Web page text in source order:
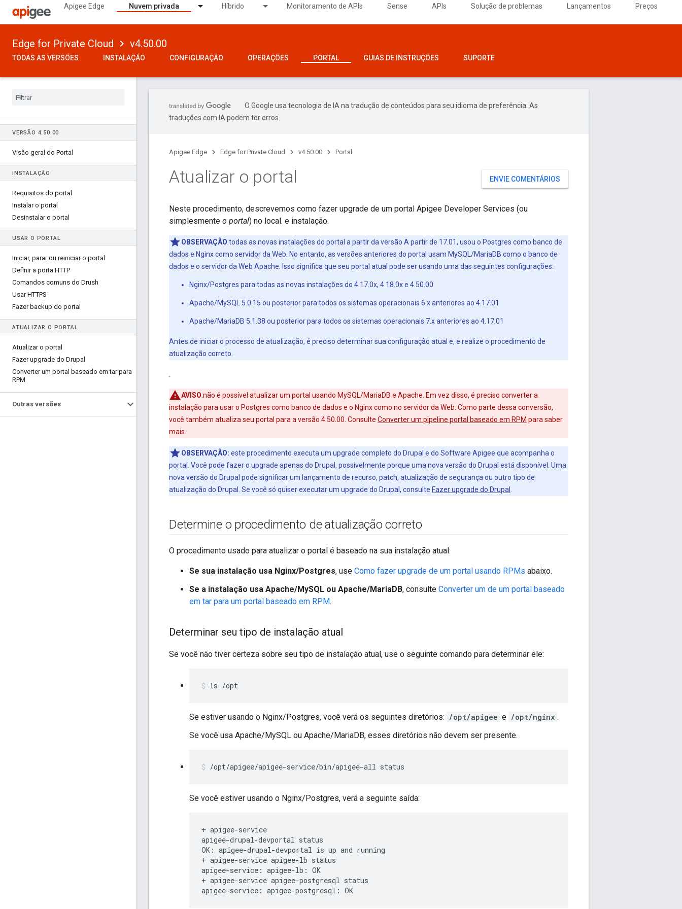
Apigee Edge Nuvem privada Híbrido Monitoramento de APIs Sense APIs Solução de problemas Lançamentos Preços
Edge for Private Cloud v4.50.00
TODAS AS VERSÕES INSTALAÇÃO CONFIGURAÇÃO OPERAÇÕES PORTAL GUIAS DE INSTRUÇÕES SUPORTE
VERSÃO 4.50.00
Visão geral do Portal
INSTALAÇÃO
Requisitos do portal
Instalar o portal
Desinstalar o portal
USAR O PORTAL
Iniciar, parar ou reiniciar o portal
Definir a porta HTTP
Comandos comuns do Drush
Usar HTTPS
Fazer backup do portal
ATUALIZAR O PORTAL
Atualizar o portal
Fazer upgrade do Drupal
Converter um portal baseado em tar para
RPM
Outras versões
O Google usa tecnologia de IA na tradução de conteúdos para seu idioma de preferência. As
traduções com IA podem ter erros.
Apigee Edge Edge for Private Cloud v4.50.00 Portal
ENVIE COMENTÁRIOS
Atualizar o portal
Neste procedimento, descrevemos como fazer upgrade de um portal Apigee Developer Services (ou
simplesmente o portal) no local. e instalação.
OBSERVAÇÃO:todas as novas instalações do portal a partir da versão A partir de 17.01, usou o Postgres como banco de
dados e Nginx como servidor da Web. No entanto, as versões anteriores do portal usam MySQL/MariaDB como o banco de
dados e o servidor da Web Apache. Isso significa que seu portal atual pode ser usando uma das seguintes configurações:
Nginx/Postgres para todas as novas instalações do 4.17.0x, 4.18.0x e 4.50.00
Apache/MySQL 5.0.15 ou posterior para todos os sistemas operacionais 6.x anteriores ao 4.17.01
Apache/MariaDB 5.1.38 ou posterior para todos os sistemas operacionais 7.x anteriores ao 4.17.01
Antes de iniciar o processo de atualização, é preciso determinar sua configuração atual e, e realize o procedimento de
atualização correto.
.
AVISO:não é possível atualizar um portal usando MySQL/MariaDB e Apache. Em vez disso, é preciso converter a
instalação para usar o Postgres como banco de dados e o Nginx como no servidor da Web. Como parte dessa conversão,
você também atualiza seu portal para a versão 4.50.00. Consulte Converter um pipeline portal baseado em RPM para saber
mais.
OBSERVAÇÃO: este procedimento executa um upgrade completo do Drupal e do Software Apigee que acompanha o
portal. Você pode fazer o upgrade apenas do Drupal, possivelmente porque uma nova versão do Drupal está disponível. Uma
nova versão do Drupal pode significar um lançamento de recurso, patch, atualização de segurança ou outro tipo de
atualização do Drupal. Se você só quiser executar um upgrade do Drupal, consulte Fazer upgrade do Drupal
Determine o procedimento de atualização correto
O procedimento usado para atualizar o portal é baseado na sua instalação atual:
Se sua instalação usa Nginx/Postgres, use Como fazer upgrade de um portal usando RPMs abaixo.
Se a instalação usa Apache/MySQL ou Apache/MariaDB, consulte Converter um de um portal baseado
em tar para um portal baseado em RPM.
Determinar seu tipo de instalação atual
Se você não tiver certeza sobre seu tipo de instalação atual, use o seguinte comando para determinar ele:
ls /opt
Se estiver usando o Nginx/Postgres, você verá os seguintes diretórios: /opt/apigee e /opt/nginx .
Se você usa Apache/MySQL ou Apache/MariaDB, esses diretórios não devem ser presente.
/opt/apigee/apigee-service/bin/apigee-all status
Se você estiver usando o Nginx/Postgres, verá a seguinte saída:
+ apigee-service
apigee-drupal-devportal status
OK: apigee-drupal-devportal is up and running
+ apigee-service apigee-lb status
apigee-service: apigee-lb: OK
+ apigee-service apigee-postgresql status
apigee-service: apigee-postgresql: OK